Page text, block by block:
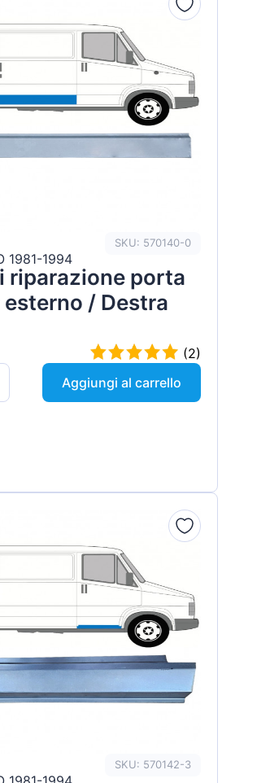
SKU: 570140-0
1981-1994
riparazione porta
/ Destra
(2)
Aggiungi al carrello
SKU: 570142-3